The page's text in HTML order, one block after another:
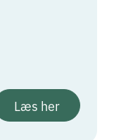
Læs her